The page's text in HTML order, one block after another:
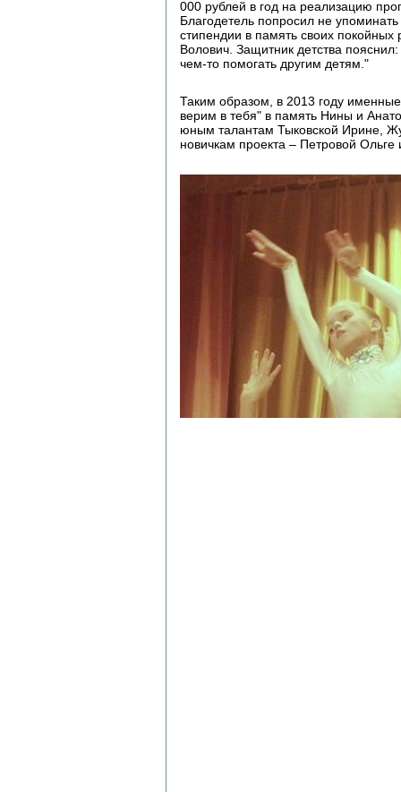
000 рублей в год на реализацию
Благодетель попросил не
стипендии в память своих
Волович. Защитник детства
чем-то помогать другим детям."
Таким образом, в 2013 году
верим в тебя" в память Нины и
юным талантам Тыковской Ирине,
новичкам проекта – Петровой